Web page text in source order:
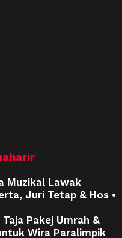
Muzikal Lawak
Juri Tetap & Hos •
Pakej Umrah &
Wira Paralimpik